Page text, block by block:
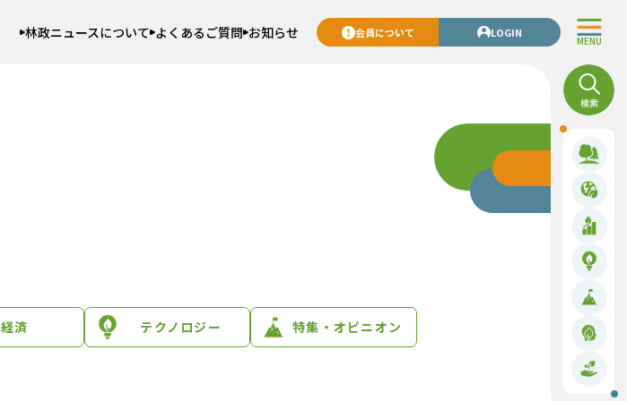
MENU
林政ニュースについて よくあるご質問 お知らせ 会員について LOGIN
経済 テクノロジー 特集・オピニオン